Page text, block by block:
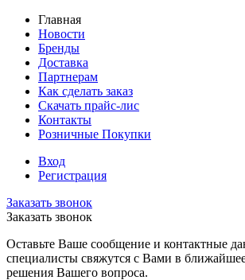
Главная
Новости
Бренды
Доставка
Партнерам
Как сделать заказ
Скачать прайс-лис
Контакты
Розничные Покупки
Вход
Регистрация
Заказать звонок
Заказать звонок
Оставьте Ваше сообщение и контактные
специалисты свяжутся с Вами в
решения Вашего вопроса.